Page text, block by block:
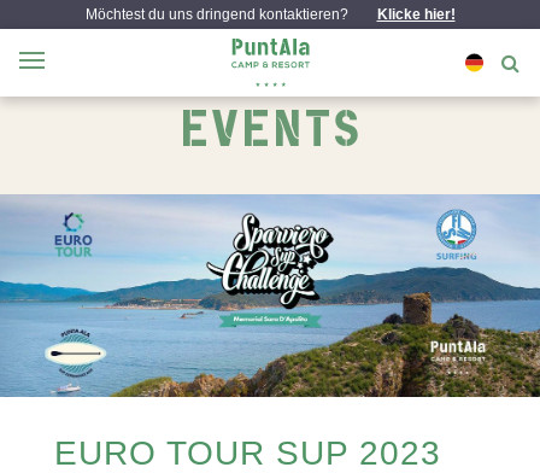
Möchtest du uns dringend kontaktieren? Klicke hier!
EVENTS
EURO TOUR SUP 2023